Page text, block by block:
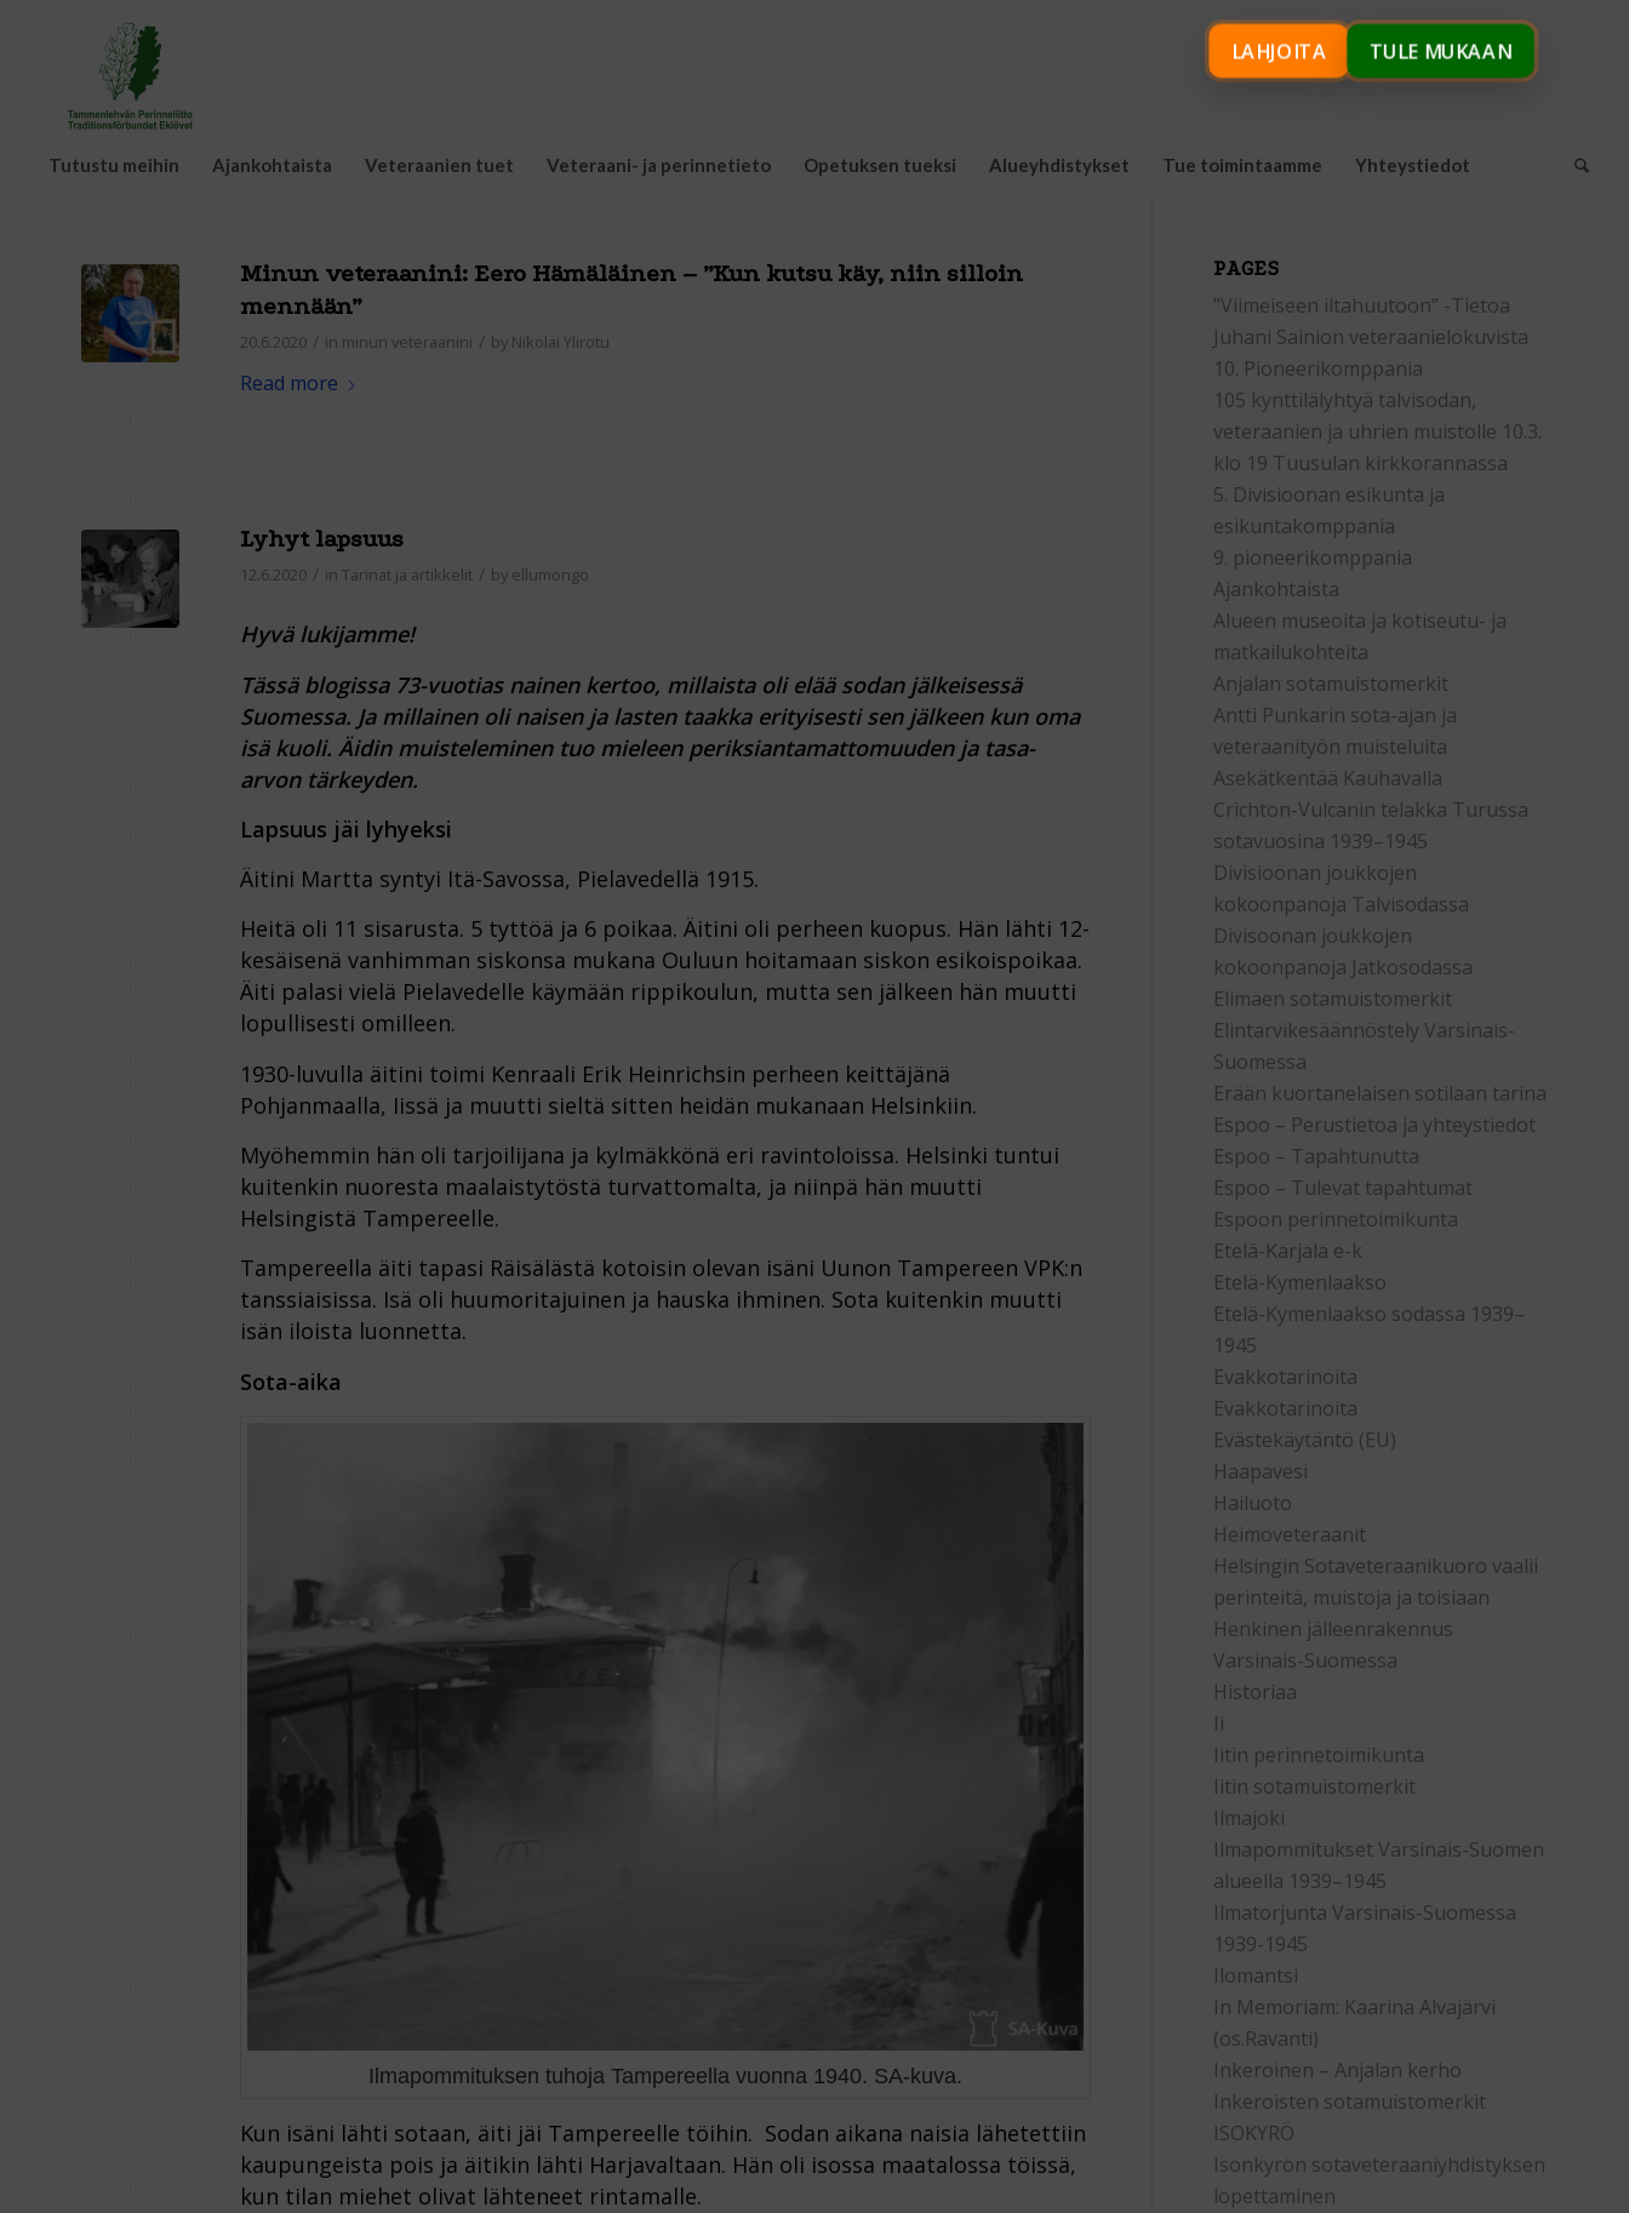
Tutustu meihin Ajankohtaista Veteraanien tuet Veteraani- ja perinnetieto Opetuksen tueksi Alueyhdistykset Tue toimintaamme Yhteystiedot
Minun veteraanini: Eero Hämäläinen – ”Kun kutsu käy, niin silloin
mennään”
20.6.2020 / in minun veteraanini / by Nikolai Ylirotu
Read more
Lyhyt lapsuus
12.6.2020 / in Tarinat ja artikkelit / by ellumongo
Hyvä lukijamme!
Tässä blogissa 73-vuotias nainen kertoo, millaista oli elää sodan jälkeisessä
Suomessa. Ja millainen oli naisen ja lasten taakka erityisesti sen jälkeen kun oma
isä kuoli. Äidin muisteleminen tuo mieleen periksiantamattomuuden ja tasa-
arvon tärkeyden.
Lapsuus jäi lyhyeksi
Äitini Martta syntyi Itä-Savossa, Pielavedellä 1915.
Heitä oli 11 sisarusta. 5 tyttöä ja 6 poikaa. Äitini oli perheen kuopus. Hän lähti 12-
kesäisenä vanhimman siskonsa mukana Ouluun hoitamaan siskon esikoispoikaa.
Äiti palasi vielä Pielavedelle käymään rippikoulun, mutta sen jälkeen hän muutti
lopullisesti omilleen.
1930-luvulla äitini toimi Kenraali Erik Heinrichsin perheen keittäjänä
Pohjanmaalla, Iissä ja muutti sieltä sitten heidän mukanaan Helsinkiin.
Myöhemmin hän oli tarjoilijana ja kylmäkkönä eri ravintoloissa. Helsinki tuntui
kuitenkin nuoresta maalaistytöstä turvattomalta, ja niinpä hän muutti
Helsingistä Tampereelle.
Tampereella äiti tapasi Räisälästä kotoisin olevan isäni Uunon Tampereen VPK:n
tanssiaisissa. Isä oli huumoritajuinen ja hauska ihminen. Sota kuitenkin muutti
isän iloista luonnetta.
Sota-aika
Ilmapommituksen tuhoja Tampereella vuonna 1940. SA-kuva.
Kun isäni lähti sotaan, äiti jäi Tampereelle töihin. Sodan aikana naisia lähetettiin
kaupungeista pois ja äitikin lähti Harjavaltaan. Hän oli isossa maatalossa töissä,
kun tilan miehet olivat lähteneet rintamalle.
PAGES
”Viimeiseen iltahuutoon” -Tietoa
Juhani Sainion veteraanielokuvista
10. Pioneerikomppania
105 kynttilälyhtyä talvisodan,
veteraanien ja uhrien muistolle 10.3.
klo 19 Tuusulan kirkkorannassa
5. Divisioonan esikunta ja
esikuntakomppania
9. pioneerikomppania
Ajankohtaista
Alueen museoita ja kotiseutu- ja
matkailukohteita
Anjalan sotamuistomerkit
Antti Punkarin sota-ajan ja
veteraanityön muisteluita
Asekätkentää Kauhavalla
Crichton-Vulcanin telakka Turussa
sotavuosina 1939–1945
Divisioonan joukkojen
kokoonpanoja Talvisodassa
Divisoonan joukkojen
kokoonpanoja Jatkosodassa
Elimäen sotamuistomerkit
Elintarvikesäännöstely Varsinais-
Suomessa
Erään kuortanelaisen sotilaan tarina
Espoo – Perustietoa ja yhteystiedot
Espoo – Tapahtunutta
Espoo – Tulevat tapahtumat
Espoon perinnetoimikunta
Etelä-Karjala e-k
Etelä-Kymenlaakso
Etelä-Kymenlaakso sodassa 1939–
1945
Evakkotarinoita
Evakkotarinoita
Evästekäytäntö (EU)
Haapavesi
Hailuoto
Heimoveteraanit
Helsingin Sotaveteraanikuoro vaalii
perinteitä, muistoja ja toisiaan
Henkinen jälleenrakennus
Varsinais-Suomessa
Historiaa
Ii
Iitin perinnetoimikunta
Iitin sotamuistomerkit
Ilmajoki
Ilmapommitukset Varsinais-Suomen
alueella 1939–1945
Ilmatorjunta Varsinais-Suomessa
1939-1945
Ilomantsi
In Memoriam: Kaarina Alvajärvi
(os.Ravanti)
Inkeroinen – Anjalan kerho
Inkeroisten sotamuistomerkit
ISOKYRÖ
Isonkyrön sotaveteraaniyhdistyksen
lopettaminen
LAHJOITA TULE MUKAAN